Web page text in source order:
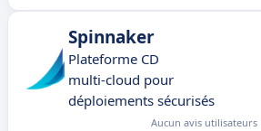
Spinnaker
Plateforme CD
multi‑cloud pour
déploiements sécurisés
Aucun avis utilisateurs